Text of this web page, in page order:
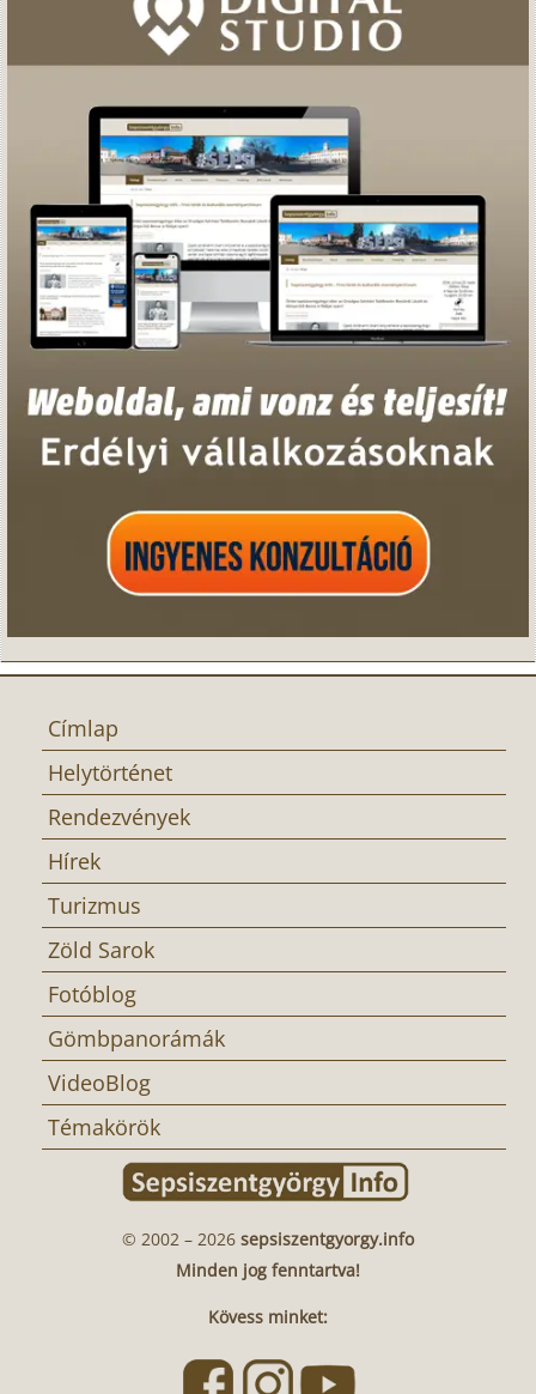
Címlap
Helytörténet
Rendezvények
Hírek
Turizmus
Zöld Sarok
Fotóblog
Gömbpanorámák
VideoBlog
Témakörök
© 2002 – 2026 sepsiszentgyorgy.info
Minden jog fenntartva!
Kövess minket: